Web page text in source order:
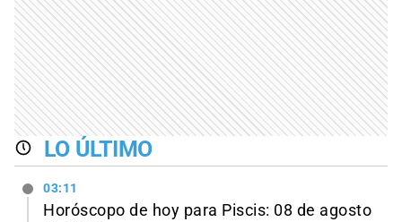
LO ÚLTIMO
03:11
Horóscopo de hoy para Piscis: 08 de agosto